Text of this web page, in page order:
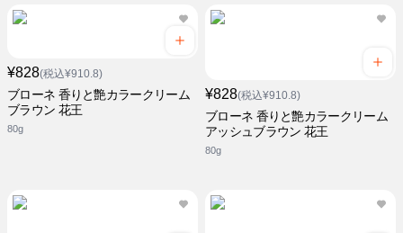
¥828(税込¥910.8)
ブローネ 香りと艶カラークリーム
ブラウン 花王
80g
¥828(税込¥910.8)
ブローネ 香りと艶カラークリーム
アッシュブラウン 花王
80g